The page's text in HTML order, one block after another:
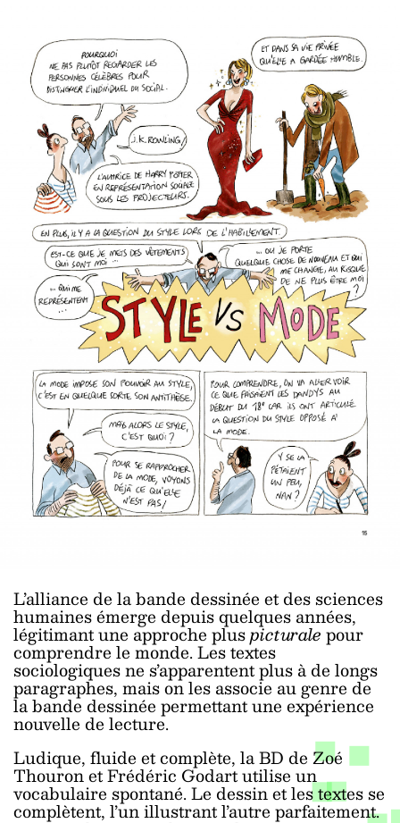
L’alliance de la bande dessinée et des sciences
humaines émerge depuis quelques années,
légitimant une approche pluspicturalepour
comprendre le monde. Les textes
sociologiques ne s’apparentent plus à de longs
paragraphes, mais on les associe au genre de
la bande dessinée permettant une expérience
nouvelle de lecture.
Ludique, fluide et complète, la BD de Zoé
Thouron et Frédéric Godart utilise un
vocabulaire spontané. Le dessin et les textes se
complètent, l’un illustrant l’autre parfaitement.